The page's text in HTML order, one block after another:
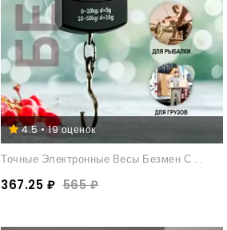
4.5 • 19 оценок
Точные Электронные Весы Безмен С ...
367.25 ₽ 565 ₽